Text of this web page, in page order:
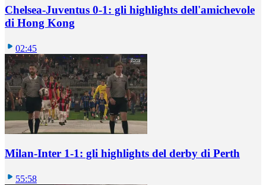
Chelsea-Juventus 0-1: gli highlights dell'amichevole
di Hong Kong
02:45
Milan-Inter 1-1: gli highlights del derby di Perth
55:58